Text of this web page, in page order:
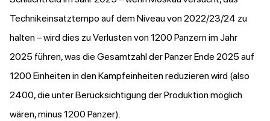
Technikeinsatztempo auf dem Niveau von 2022/23/24 zu
halten – wird dies zu Verlusten von 1200 Panzern im Jahr
2025 führen, was die Gesamtzahl der Panzer Ende 2025 auf
1200 Einheiten in den Kampfeinheiten reduzieren wird (also
2400, die unter Berücksichtigung der Produktion möglich
wären, minus 1200 Panzer).